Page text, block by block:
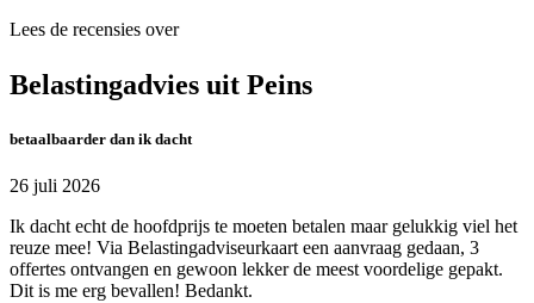
Lees de recensies over
Belastingadvies uit Peins
betaalbaarder dan ik dacht
26 juli 2026
Ik dacht echt de hoofdprijs te moeten betalen maar gelukkig viel het
reuze mee! Via Belastingadviseurkaart een aanvraag gedaan, 3
offertes ontvangen en gewoon lekker de meest voordelige gepakt.
Dit is me erg bevallen! Bedankt.